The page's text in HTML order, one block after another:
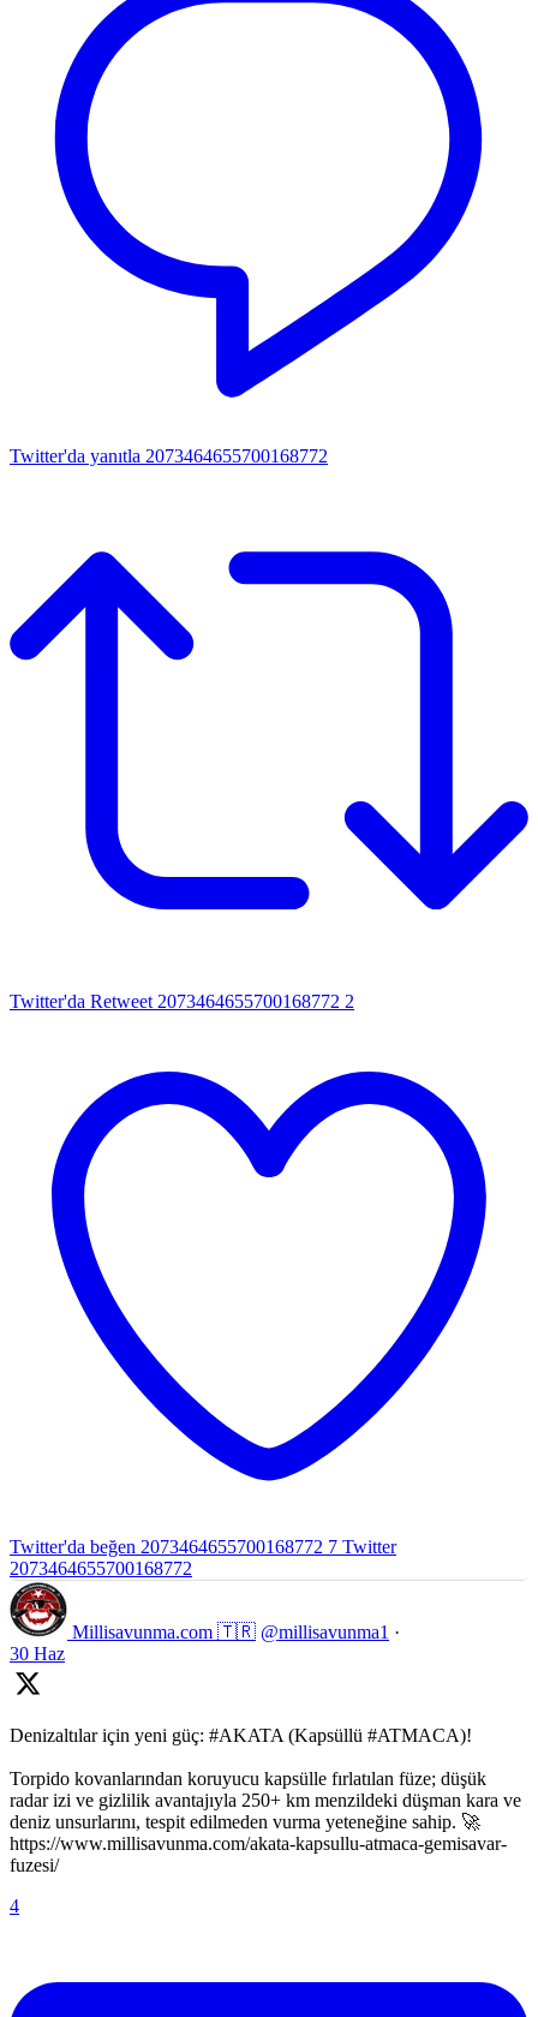
Twitter'da yanıtla 2073464655700168772
Twitter'da Retweet 2073464655700168772 2
Twitter'da beğen 2073464655700168772 7 Twitter
2073464655700168772
Millisavunma.com 🇹🇷 @millisavunma1 ·
30 Haz
Denizaltılar için yeni güç: #AKATA (Kapsüllü #ATMACA)!
Torpido kovanlarından koruyucu kapsülle fırlatılan füze; düşük
radar izi ve gizlilik avantajıyla 250+ km menzildeki düşman kara ve
deniz unsurlarını, tespit edilmeden vurma yeteneğine sahip. 🚀
https://www.millisavunma.com/akata-kapsullu-atmaca-gemisavar-
fuzesi/
4